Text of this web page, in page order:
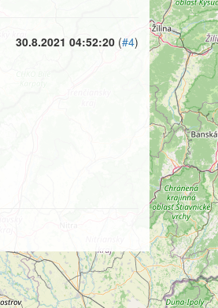
30.8.2021 04:52:20 (#4)